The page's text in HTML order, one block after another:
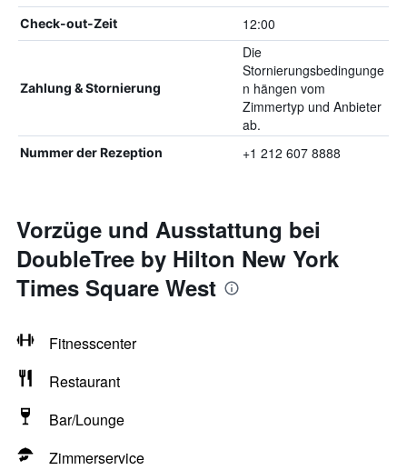
Check-out-Zeit 12:00
Zahlung & Stornierung
Die
Stornierungsbedingunge
n hängen vom
Zimmertyp und Anbieter
ab.
Nummer der Rezeption +1 212 607 8888
Vorzüge und Ausstattung bei
DoubleTree by Hilton New York
Times Square West
Fitnesscenter
Restaurant
Bar/Lounge
Zimmerservice